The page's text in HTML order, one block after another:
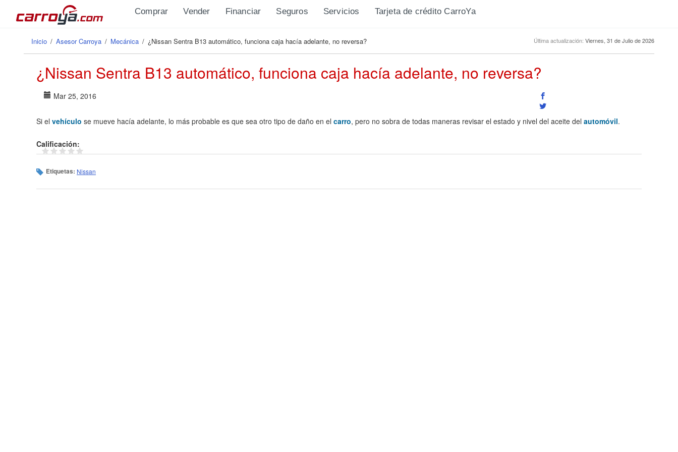
Pasar al contenido principal
Comprar Vender Financiar Seguros Servicios Tarjeta de crédito CarroYa
Se encuentra usted aquí
Inicio / Asesor Carroya / Mecánica / ¿Nissan Sentra B13 automático, funciona caja hacía adelante, no reversa? Última actualización: Viernes, 31 de Julio de 2026
¿Nissan Sentra B13 automático, funciona caja hacía adelante, no reversa?
Mar 25, 2016
Si el vehí­culo se mueve hací­a adelante, lo más probable es que sea otro tipo de daño en el carro, pero no sobra de todas maneras revisar el estado y nivel del aceite del automóvil.
Calificación:
Etiquetas: Nissan